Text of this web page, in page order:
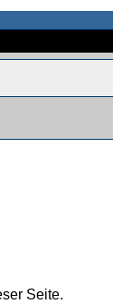
Seite.